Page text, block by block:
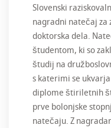
Slovenski
nagradni natečaj
doktorska dela.
študentom, ki so
študij na
s katerimi se
diplome štiriletnih
prve bolonjske
natečaju. Z